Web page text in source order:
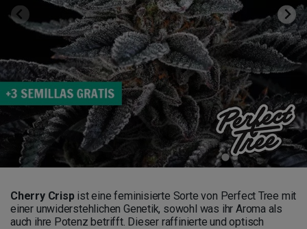
Cherry Crispist eine feminisierte Sorte von Perfect Tree mit
einer unwiderstehlichen Genetik, sowohl was ihr Aroma als
auch ihre Potenz betrifft. Dieser raffinierte und optisch